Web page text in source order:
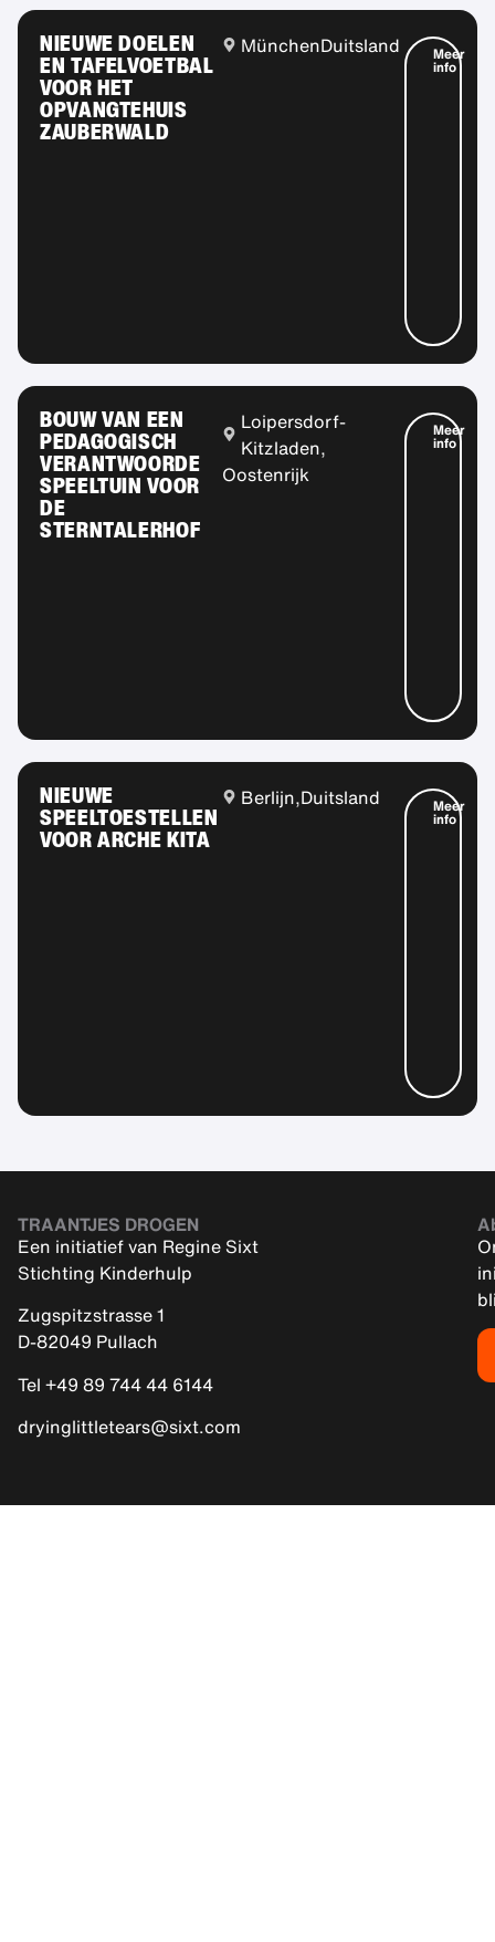
NIEUWE DOELEN
EN TAFELVOETBAL
VOOR HET
OPVANGTEHUIS
ZAUBERWALD
MünchenDuitsland Meer
info
BOUW VAN EEN
PEDAGOGISCH
VERANTWOORDE
SPEELTUIN VOOR
DE
STERNTALERHOF
Loipersdorf-
Kitzladen,
Oostenrijk
Meer
info
NIEUWE
SPEELTOESTELLEN
VOOR ARCHE KITA
Berlijn,Duitsland Meer
info
TRAANTJES DROGEN
Een initiatief van Regine Sixt
Stichting Kinderhulp
Zugspitzstrasse 1
D-82049 Pullach
Tel +49 89 744 44 6144
dryinglittletears@sixt.com